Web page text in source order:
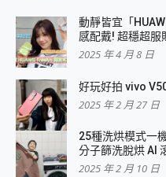
動靜皆宜「
感配戴! 超穩超服
2025 年 4 月 8 日
好玩好拍 vivo
2025 年 2 月 27 日
25種洗烘模式一
分子篩洗脫烘 AI
2025 年 2 月 10 日